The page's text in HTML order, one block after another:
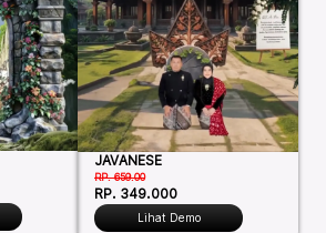
JAVANESE
RP. 659.00
RP. 349.000
Lihat Demo